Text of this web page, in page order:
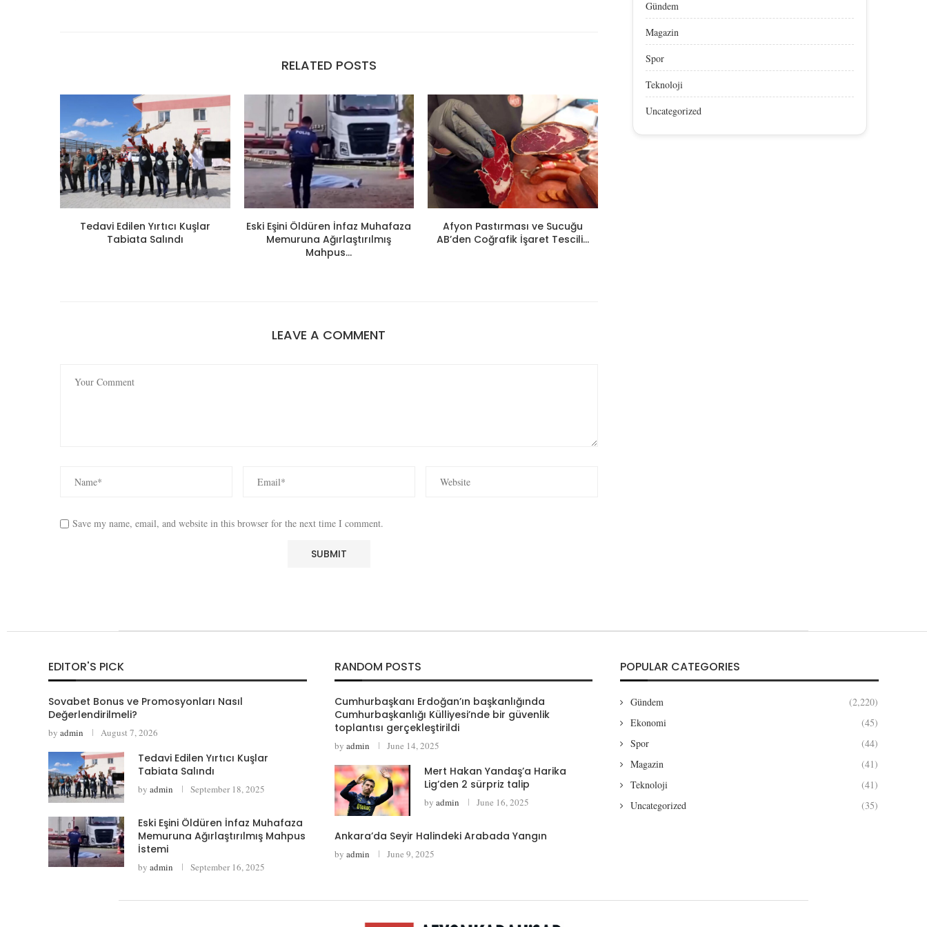
RELATED POSTS
Tedavi Edilen Yırtıcı Kuşlar
Tabiata Salındı
Eski Eşini Öldüren İnfaz Muhafaza
Memuruna Ağırlaştırılmış
Mahpus...
Afyon Pastırması ve Sucuğu
AB’den Coğrafik İşaret Tescili...
LEAVE A COMMENT
Save my name, email, and website in this browser for the next time I comment.
Gündem
Magazin
Spor
Teknoloji
Uncategorized
EDITOR'S PICK
Sovabet Bonus ve Promosyonları Nasıl
Değerlendirilmeli?
by admin August 7, 2026
Tedavi Edilen Yırtıcı Kuşlar
Tabiata Salındı
by admin September 18, 2025
Eski Eşini Öldüren İnfaz Muhafaza
Memuruna Ağırlaştırılmış Mahpus
İstemi
by admin September 16, 2025
RANDOM POSTS
Cumhurbaşkanı Erdoğan’ın başkanlığında
Cumhurbaşkanlığı Külliyesi’nde bir güvenlik
toplantısı gerçekleştirildi
by admin June 14, 2025
Mert Hakan Yandaş’a Harika
Lig’den 2 sürpriz talip
by admin June 16, 2025
Ankara’da Seyir Halindeki Arabada Yangın
by admin June 9, 2025
POPULAR CATEGORIES
Gündem
(2,220)
Ekonomi
(45)
Spor
(44)
Magazin
(41)
Teknoloji
(41)
Uncategorized
(35)